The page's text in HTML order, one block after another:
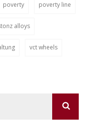
poverty poverty line
alloys
vct wheels